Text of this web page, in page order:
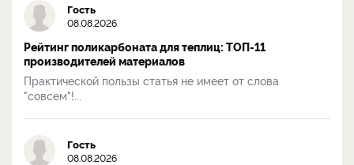
Гость
08.08.2026
Рейтинг поликарбоната для теплиц: ТОП-11
производителей материалов
Практической пользы статья не имеет от слова
"совсем"!...
Гость
08.08.2026